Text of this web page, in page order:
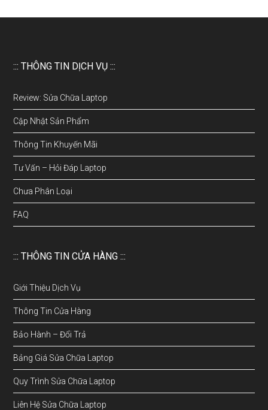
::: THÔNG TIN DỊCH VỤ :::
Review: Sửa Chữa Laptop
Cập Nhật Sản Phẩm
Thông Tin Khuyến Mãi
Tư Vấn – Hỏi Đáp Laptop
Chưa Phân Loại
FAQ
::: THÔNG TIN CỬA HÀNG :::
Giới Thiệu Dịch Vụ
Thông Tin Cửa Hàng
Bảo Hành – Đổi Trả
Bảng Giá Sửa Chữa Laptop
Quy Trình Sửa Chữa Laptop
Liên Hệ Sửa Chữa Laptop